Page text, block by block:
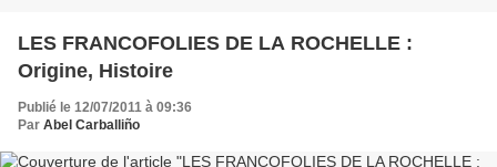
LES FRANCOFOLIES DE LA ROCHELLE :
Origine, Histoire
Publié le 12/07/2011 à 09:36
Par Abel Carballiño